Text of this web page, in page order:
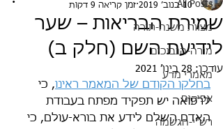
All Posts
מצוות משנה-תורה
מורה-הנבוכים
מאמרי מדע
אפיקים
רש"י-הגשמה
שמירת הבריאות – שער
לידיעת השם (חלק ב)
10 בנוב׳ 2019
זמן קריאה 9 דקות
עודכן: 28 בינו׳ 2021
בחלקו הקודם של המאמר ראינו, כי
לרפואה יש תפקיד מפתח בעבודת
האדם השלם לידע את בורא-עולם, כי